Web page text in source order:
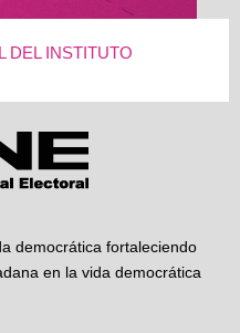
DEL INSTITUTO
democrática fortaleciendo
en la vida democrática